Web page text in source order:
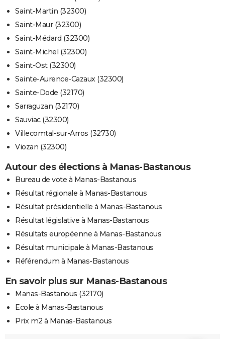
Saint-Martin (32300)
Saint-Maur (32300)
Saint-Médard (32300)
Saint-Michel (32300)
Saint-Ost (32300)
Sainte-Aurence-Cazaux (32300)
Sainte-Dode (32170)
Sarraguzan (32170)
Sauviac (32300)
Villecomtal-sur-Arros (32730)
Viozan (32300)
Autour des élections à Manas-Bastanous
Bureau de vote à Manas-Bastanous
Résultat régionale à Manas-Bastanous
Résultat présidentielle à Manas-Bastanous
Résultat législative à Manas-Bastanous
Résultats européenne à Manas-Bastanous
Résultat municipale à Manas-Bastanous
Référendum à Manas-Bastanous
En savoir plus sur Manas-Bastanous
Manas-Bastanous (32170)
Ecole à Manas-Bastanous
Prix m2 à Manas-Bastanous